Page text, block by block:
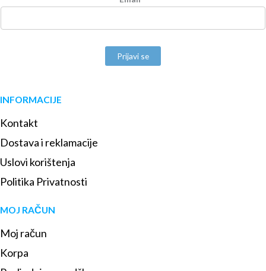
Prijavi se
INFORMACIJE
Kontakt
Dostava i reklamacije
Uslovi korištenja
Politika Privatnosti
MOJ RAČUN
Moj račun
Korpa